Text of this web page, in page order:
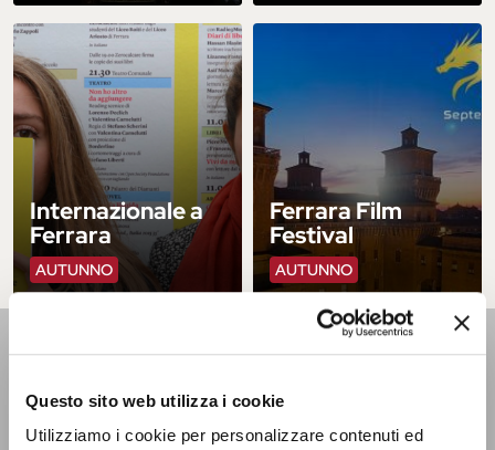
Questo sito web utilizza i cookie
Utilizziamo i cookie per personalizzare contenuti ed
AUTUNNO
Internazionale a
Ferrara
AUTUNNO
Ferrara Film
Festival
E ACCOGLIENZA TURISTICA - IAT
Si trova presso il Castello Estense, al piano terra, e si affaccia